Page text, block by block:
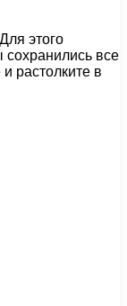
этого
сохранились все
растолките в